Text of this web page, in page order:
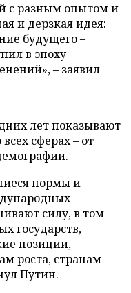
с разным опытом и
и дерзкая идея:
будущего –
в эпоху
– заявил
лет показывают
сферах – от
нормы и
силу, в том
государств,
позиции,
роста, странам
Путин.